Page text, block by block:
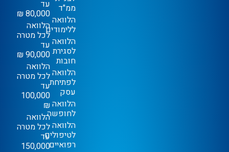
ממ"ד
הלוואה
ללימודים
הלוואה
לסגירת
חובות
הלוואה
לפתיחת
עסק
הלוואה
לחופשה
הלוואה
לטיפולים
רפואיים
עד
80,000 ₪
הלוואה
לכל מטרה
עד
90,000 ₪
הלוואה
לכל מטרה
עד
100,000
₪
הלוואה
לכל מטרה
עד
150,000